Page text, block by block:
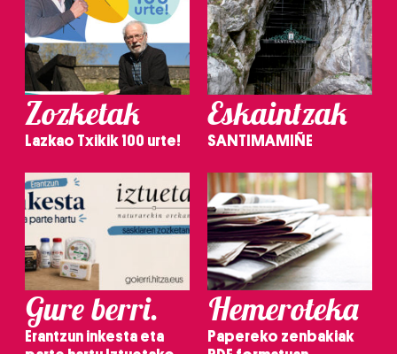
Zozketak
Lazkao Txikik 100 urte!
Eskaintzak
SANTIMAMIÑE
Gure berri.
Erantzun inkesta eta
Hemeroteka
Papereko zenbakiak